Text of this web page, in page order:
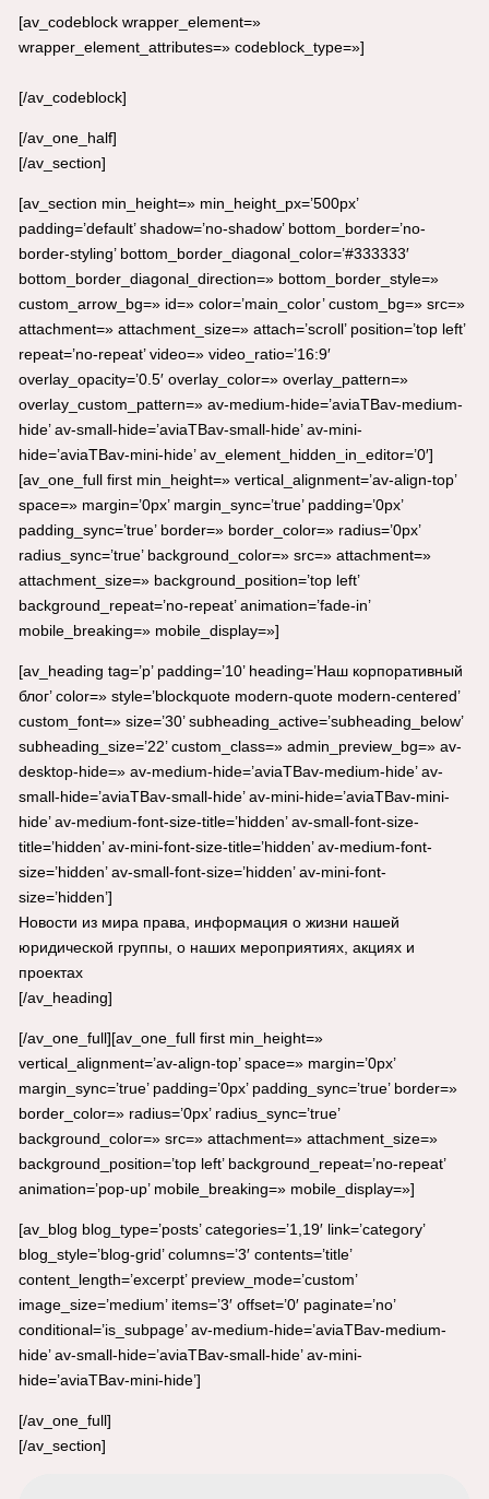
[av_codeblock wrapper_element=»
wrapper_element_attributes=» codeblock_type=»]
[/av_codeblock]
[/av_one_half]
[/av_section]
[av_section min_height=» min_height_px=’500px’
padding=’default’ shadow=’no-shadow’ bottom_border=’no-
border-styling’ bottom_border_diagonal_color=’#333333′
bottom_border_diagonal_direction=» bottom_border_style=»
custom_arrow_bg=» id=» color=’main_color’ custom_bg=» src=»
attachment=» attachment_size=» attach=’scroll’ position=’top left’
repeat=’no-repeat’ video=» video_ratio=’16:9′
overlay_opacity=’0.5′ overlay_color=» overlay_pattern=»
overlay_custom_pattern=» av-medium-hide=’aviaTBav-medium-
hide’ av-small-hide=’aviaTBav-small-hide’ av-mini-
hide=’aviaTBav-mini-hide’ av_element_hidden_in_editor=’0′]
[av_one_full first min_height=» vertical_alignment=’av-align-top’
space=» margin=’0px’ margin_sync=’true’ padding=’0px’
padding_sync=’true’ border=» border_color=» radius=’0px’
radius_sync=’true’ background_color=» src=» attachment=»
attachment_size=» background_position=’top left’
background_repeat=’no-repeat’ animation=’fade-in’
mobile_breaking=» mobile_display=»]
[av_heading tag=’p’ padding=’10’ heading=’Наш корпоративный
блог’ color=» style=’blockquote modern-quote modern-centered’
custom_font=» size=’30’ subheading_active=’subheading_below’
subheading_size=’22’ custom_class=» admin_preview_bg=» av-
desktop-hide=» av-medium-hide=’aviaTBav-medium-hide’ av-
small-hide=’aviaTBav-small-hide’ av-mini-hide=’aviaTBav-mini-
hide’ av-medium-font-size-title=’hidden’ av-small-font-size-
title=’hidden’ av-mini-font-size-title=’hidden’ av-medium-font-
size=’hidden’ av-small-font-size=’hidden’ av-mini-font-
size=’hidden’]
Новости из мира права, информация о жизни нашей
юридической группы, о наших мероприятиях, акциях и
проектах
[/av_heading]
[/av_one_full][av_one_full first min_height=»
vertical_alignment=’av-align-top’ space=» margin=’0px’
margin_sync=’true’ padding=’0px’ padding_sync=’true’ border=»
border_color=» radius=’0px’ radius_sync=’true’
background_color=» src=» attachment=» attachment_size=»
background_position=’top left’ background_repeat=’no-repeat’
animation=’pop-up’ mobile_breaking=» mobile_display=»]
[av_blog blog_type=’posts’ categories=’1,19′ link=’category’
blog_style=’blog-grid’ columns=’3′ contents=’title’
content_length=’excerpt’ preview_mode=’custom’
image_size=’medium’ items=’3′ offset=’0′ paginate=’no’
conditional=’is_subpage’ av-medium-hide=’aviaTBav-medium-
hide’ av-small-hide=’aviaTBav-small-hide’ av-mini-
hide=’aviaTBav-mini-hide’]
[/av_one_full]
[/av_section]